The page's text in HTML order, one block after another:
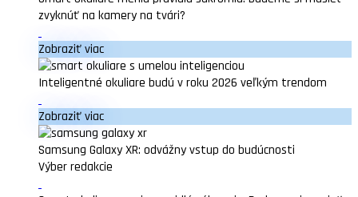
zvyknúť na kamery na tvári?
Zobraziť viac
Inteligentné okuliare budú v roku 2026 veľkým trendom
Zobraziť viac
Samsung Galaxy XR: odvážny vstup do budúcnosti
Výber redakcie